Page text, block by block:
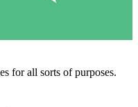
for all sorts of purposes.